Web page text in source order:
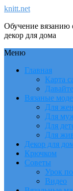
knitt.net
Обучение вязанию
декор для дома
Меню
Главная
Карта
Вязаные
Для
Для
Для
Для
Декор для
Крючком
Советы
Урок
Видео